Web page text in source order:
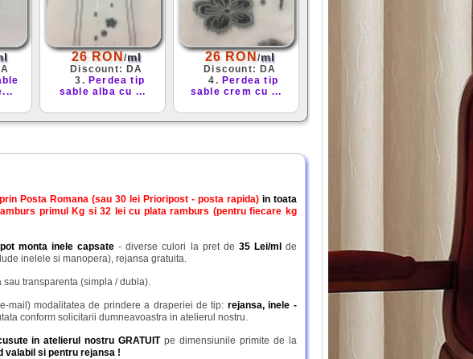
26 RON /ml
Discount: DA
3. Perdea tip
sable alba cu ...
26 RON /ml
Discount: DA
4. Perdea tip
sable crem cu ...
Posta Romana (sau 30 lei Prioripost - posta rapida) in toata
primul Kg si 32 lei cu plata ramburs (pentru fiecare kg
monta inele capsate - diverse culori la pret de 35 Lei/ml
de
inelele si manopera), rejansa gratuita.
sau transparenta (simpla / dubla).
mail) modalitatea de prindere a draperiei de tip: rejansa, inele -
conform solicitarii dumneavoastra in atelierul nostru.
in atelierul nostru GRATUITpe dimensiunile primite de la
valabil si pentru rejansa !